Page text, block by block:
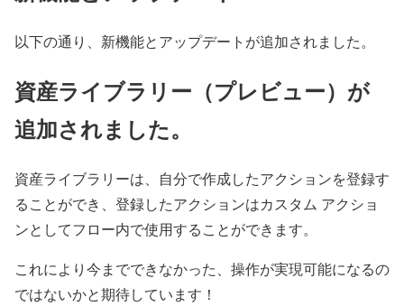
以下の通り、新機能とアップデートが追加されました。
資産ライブラリー（プレビュー）が
追加されました。
資産ライブラリーは、自分で作成したアクションを登録す
ることができ、登録したアクションはカスタム アクショ
ンとしてフロー内で使用することができます。
これにより今までできなかった、操作が実現可能になるの
ではないかと期待しています！